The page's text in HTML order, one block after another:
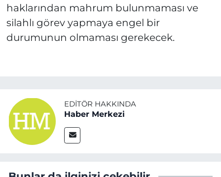
haklarından mahrum bulunmaması ve
silahlı görev yapmaya engel bir
durumunun olmaması gerekecek.
EDITÖR HAKKINDA
Haber Merkezi